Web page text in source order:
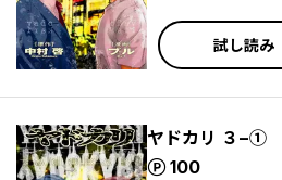
試し読み
ヤドカリ ３−①
100
ポイント